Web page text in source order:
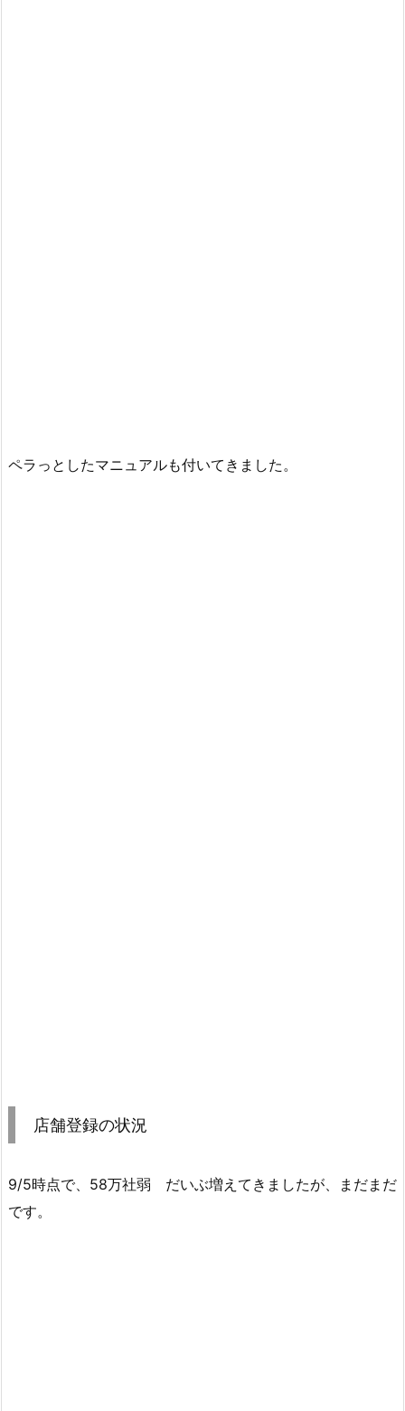
ペラっとしたマニュアルも付いてきました。
店舗登録の状況
9/5時点で、58万社弱 だいぶ増えてきましたが、まだまだ
です。